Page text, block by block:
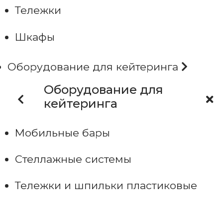
Тележки
Шкафы
Оборудование для кейтеринга
Оборудование для
кейтеринга
Мобильные бары
Стеллажные системы
Тележки и шпильки пластиковые